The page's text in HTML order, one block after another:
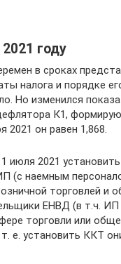
году
в сроках
налога и порядке
Но изменился
К1,
2021 он равен 1,868.
июля 2021
(с наемным
торговлей и
ЕНВД (в т.ч. ИП
торговли или
е. установить ККТ